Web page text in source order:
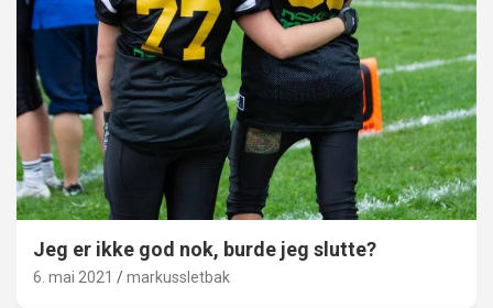
Jeg er ikke god nok, burde jeg slutte?
6. mai 2021 markussletbak